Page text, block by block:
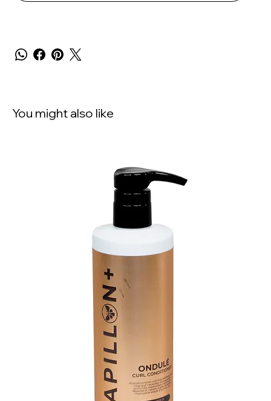
You might also like